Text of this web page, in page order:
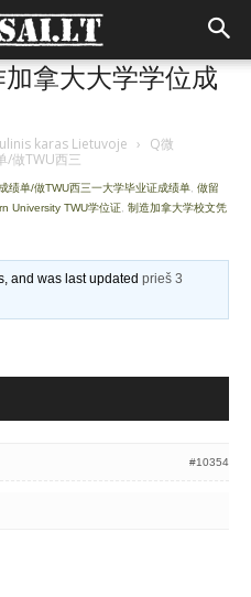
拿大大学学位成
karas Lietuvoje › Q微
/做TWU西三
绩单/做TWU西三一大学毕业证成绩单 做留
University TWU学位证 制造加拿大学校文凭
and was last updatedprieš 3
#10354